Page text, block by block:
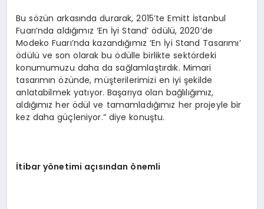
Bu sözün arkasında durarak, 2015’te Emitt İstanbul
Fuarı’nda aldığımız ‘En İyi Stand’ ödülü, 2020’de
Modeko Fuarı’nda kazandığımız ‘En İyi Stand Tasarımı’
ödülü ve son olarak bu ödülle birlikte sektördeki
konumumuzu daha da sağlamlaştırdık. Mimari
tasarımın özünde, müşterilerimizi en iyi şekilde
anlatabilmek yatıyor. Başarıya olan bağlılığımız,
aldığımız her ödül ve tamamladığımız her projeyle bir
kez daha güçleniyor.” diye konuştu.
İtibar yönetimi açısından önemli